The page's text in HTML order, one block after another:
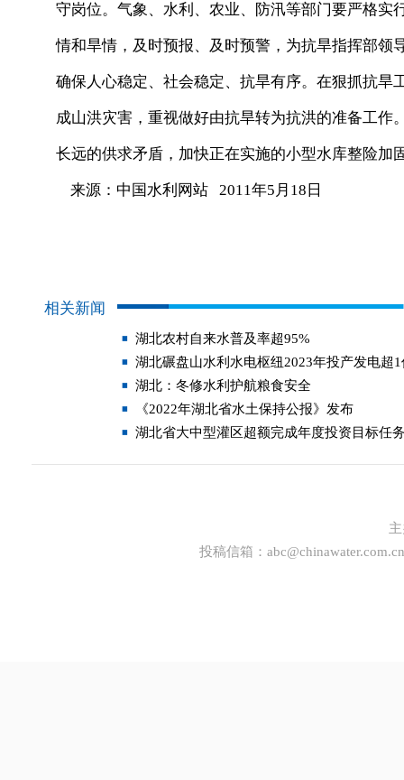
守岗位。气象、水利、农业、防汛等部门要严格实
情和旱情，及时预报、及时预警，为抗旱指挥部
确保人心稳定、社会稳定、抗旱有序。在狠抓抗
成山洪灾害，重视做好由抗旱转为抗洪的准备工
长远的供求矛盾，加快正在实施的小型水库整险
来源：中国水利网站 2011年5月18日
相关新闻
湖北农村自来水普及率超95%
湖北碾盘山水利水电枢纽2023年投产发电超
湖北：冬修水利护航粮食安全
《2022年湖北省水土保持公报》发布
湖北省大中型灌区超额完成年度投资目标任
投稿信箱： abc@chinawater.com.cn